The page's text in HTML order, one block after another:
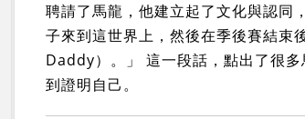
聘請了馬龍，他建立起了文化與認同
子來到這世界上，然後在季後賽結束
Daddy）。」 這一段話，點出了很
到證明自己。